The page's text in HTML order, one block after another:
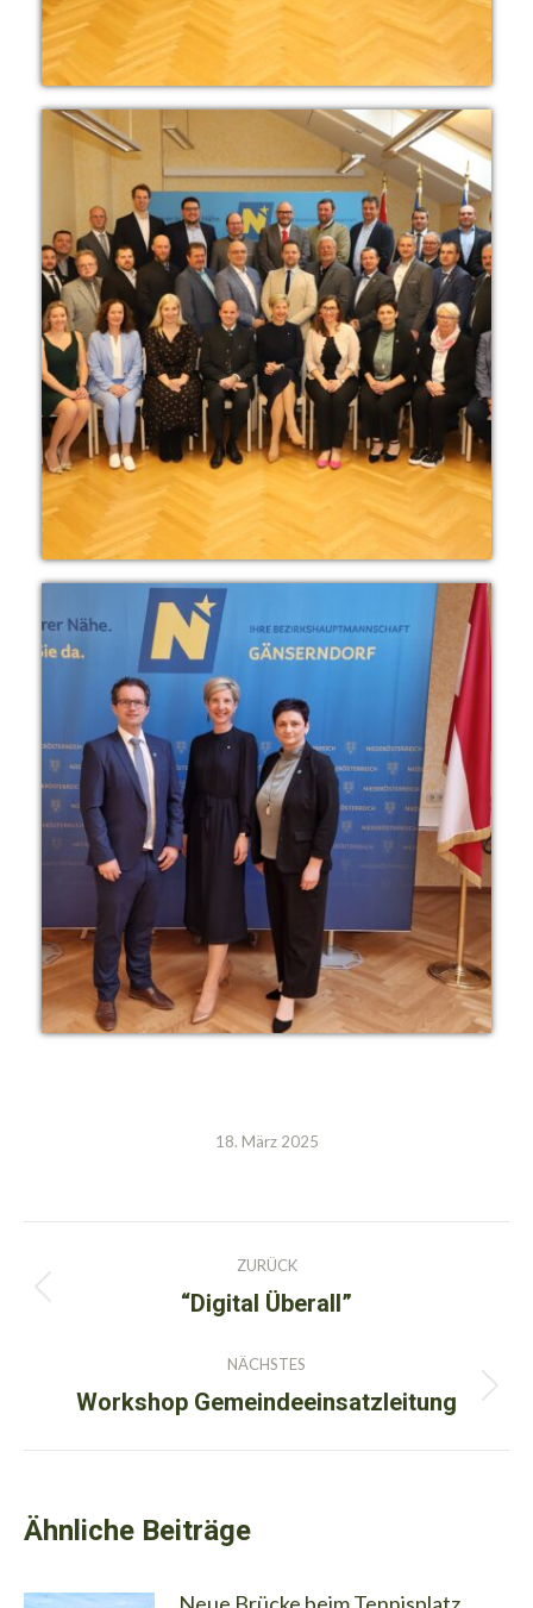
18. März 2025
Kommentarnavigation
ZURÜCK
Vorheriger
“Digital Überall”
NÄCHSTES
Nächster
Workshop Gemeindeeinsatzleitung
Ähnliche Beiträge